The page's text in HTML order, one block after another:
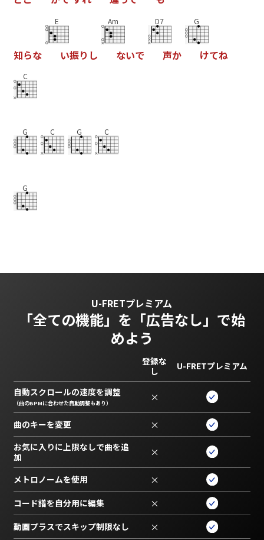
知らな
E
い振り し
Am
ないで
D7
声か
G
けてね
C
G C G C
G
U-FRETプレミアム
「全ての機能」を 「広告なし」で始
めよう
登録な
し
U-FRETプレミアム
自動スクロールの速度を調整
（曲のBPMに合わせた自動調整もあり） ×
曲のキーを変更 ×
お気に入りに上限なしで曲を追
加
×
メトロノームを使用 ×
コード譜を自分用に編集 ×
動画プラスでスキップ制限なし ×